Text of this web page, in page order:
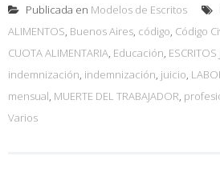
Publicada en Modelos de Escritos
ALIMENTOS, Buenos Aires, código, Código
CUOTA ALIMENTARIA, Educación, ESCRITOS
indemnización, indemnización, juicio,
mensual, MUERTE DEL TRABAJADOR,
Varios